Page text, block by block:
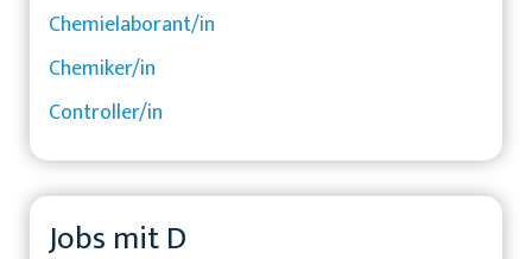
Chemielaborant/in
Chemiker/in
Controller/in
Jobs mit D